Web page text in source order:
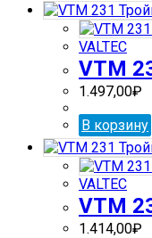
VALTEC
VTM
1.497,00₽
В корзину
VALTEC
VTM
1.414,00₽